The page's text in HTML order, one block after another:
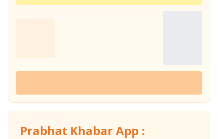
Prabhat Khabar App :